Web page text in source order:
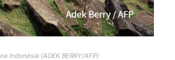
Indonésia (ADEK BERRY/AFP)